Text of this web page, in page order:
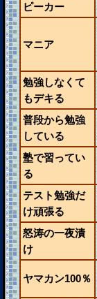
ピーカー
マニア
勉強しなくて
もデキる
普段から勉強
している
塾で習ってい
る
テスト勉強だ
け頑張る
怒涛の一夜漬
け
ヤマカン100％